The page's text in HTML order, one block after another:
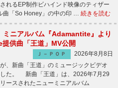
れるEP制作ビハインド映像のティザー
「So Honey」の中の印 … 続きを読む
ミニアルバム『Adamantite』より
供曲「王道」MV公開
Ｊ－ＰＯＰ
2026年8月8日
、新曲「王道」のミュージックビデオ
した。 新曲「王道」は、2026年7月29
ースされたニューミニアルバム